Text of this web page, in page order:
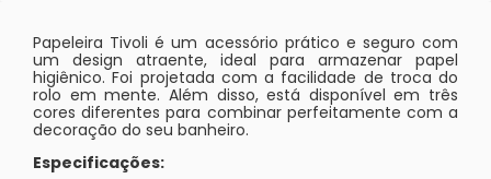
Papeleira Tivoli é um acessório prático e seguro com
um design atraente, ideal para armazenar papel
higiênico. Foi projetada com a facilidade de troca do
rolo em mente. Além disso, está disponível em três
cores diferentes para combinar perfeitamente com a
decoração do seu banheiro.
Especificações: